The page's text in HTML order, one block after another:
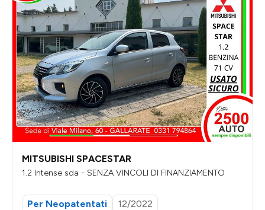
MITSUBISHI SPACESTAR
1.2 Intense sda - SENZA VINCOLI DI FINANZIAMENTO
Per Neopatentati
12/2022